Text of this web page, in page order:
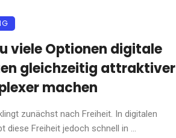
viele Optionen digitale
gleichzeitig attraktiver
machen
zunächst nach Freiheit. In digitalen
diese Freiheit jedoch schnell in ...